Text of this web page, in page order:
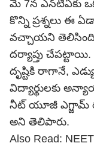
మే 7న ఎన్‌టీఏకు
కొన్ని ప్రశ్నలు ఈ
వచ్చాయని తెలిసింది.
దర్యాప్తు
దృష్టికి రాగానే,
విద్యార్థులకు
నీట్ యూజీ ఎగ్జామ్
అని తెలిపారు.
Also Read: